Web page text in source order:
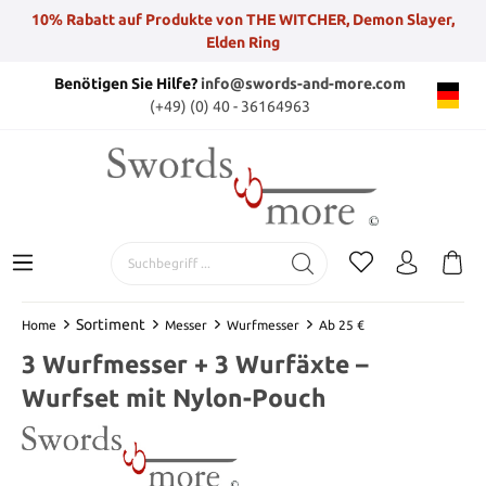
10% Rabatt auf Produkte von THE WITCHER, Demon Slayer,
Elden Ring
Benötigen Sie Hilfe?info@swords-and-more.com
(+49) (0) 40 - 36164963
Home Sortiment Messer Wurfmesser Ab 25 €
3 Wurfmesser + 3 Wurfäxte –
Wurfset mit Nylon-Pouch